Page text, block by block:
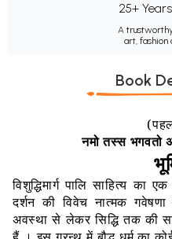
25+
A
art, fashion
Book
(
नमो तस्स भगवतो
विशुद्धिमार्ग पालि साहित्य
दर्शन की विवेच नात्मक
अवस्था से लेकर सिद्धि तक की